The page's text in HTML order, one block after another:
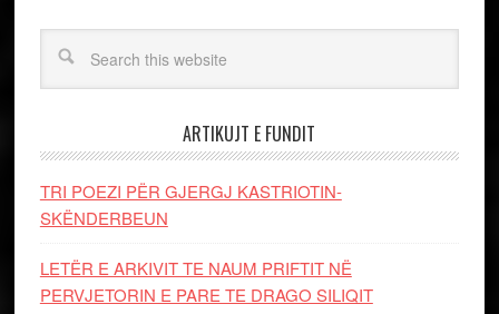
ARTIKUJT E FUNDIT
TRI POEZI PËR GJERGJ KASTRIOTIN-
SKËNDERBEUN
LETËR E ARKIVIT TE NAUM PRIFTIT NË
PERVJETORIN E PARE TE DRAGO SILIQIT